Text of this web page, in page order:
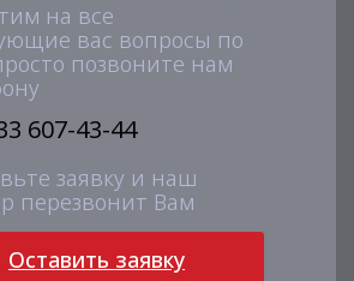
на все
вас вопросы по
позвоните нам
607-43-44
заявку и наш
перезвонит Вам
Оставить заявку